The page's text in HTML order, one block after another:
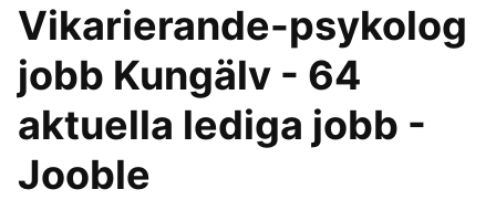
Vikarierande-psykolog
jobb Kungälv - 64
aktuella lediga jobb -
Jooble